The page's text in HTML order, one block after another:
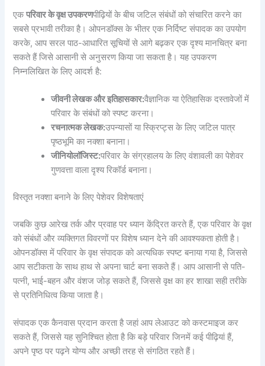
एकपरिवार के वृक्ष उपकरणपीढ़ियों के बीच जटिल संबंधों को संचारित करने का
सबसे प्रभावी तरीका है। ओपनडॉक्स के भीतर एक निर्दिष्ट संपादक का उपयोग
करके, आप सरल पाठ-आधारित सूचियों से आगे बढ़कर एक दृश्य मानचित्र बना
सकते हैं जिसे आसानी से अनुसरण किया जा सकता है। यह उपकरण
निम्नलिखित के लिए आदर्श है:
जीवनी लेखक और इतिहासकार:वैज्ञानिक या ऐतिहासिक दस्तावेजों में
परिवार के संबंधों को स्पष्ट करना।
रचनात्मक लेखक:उपन्यासों या स्क्रिप्ट्स के लिए जटिल पात्र
पृष्ठभूमि का नक्शा बनाना।
जीनियोलॉजिस्ट:परिवार के संग्रहालय के लिए वंशावली का पेशेवर
गुणवत्ता वाला दृश्य रिकॉर्ड बनाना।
विस्तृत नक्शा बनाने के लिए पेशेवर विशेषताएं
जबकि कुछ आरेख तर्क और प्रवाह पर ध्यान केंद्रित करते हैं, एक परिवार के वृक्ष
को संबंधों और व्यक्तिगत विवरणों पर विशेष ध्यान देने की आवश्यकता होती है।
ओपनडॉक्स में परिवार के वृक्ष संपादक को अत्यधिक स्पष्ट बनाया गया है, जिससे
आप सटीकता के साथ हाथ से अपना चार्ट बना सकते हैं। आप आसानी से पति-
पत्नी, भाई-बहन और वंशज जोड़ सकते हैं, जिससे वृक्ष का हर शाखा सही तरीके
से प्रतिनिधित्व किया जाता है।
संपादक एक कैनवास प्रदान करता है जहां आप लेआउट को कस्टमाइज कर
सकते हैं, जिससे यह सुनिश्चित होता है कि बड़े परिवार जिनमें कई पीढ़ियां हैं,
अपने पृष्ठ पर पढ़ने योग्य और अच्छी तरह से संगठित रहते हैं।